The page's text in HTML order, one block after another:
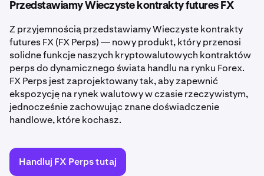
Przedstawiamy Wieczyste kontrakty futures FX
Z przyjemnością przedstawiamy Wieczyste kontrakty
futures FX (FX Perps) — nowy produkt, który przenosi
solidne funkcje naszych kryptowalutowych kontraktów
perps do dynamicznego świata handlu na rynku Forex.
FX Perps jest zaprojektowany tak, aby zapewnić
ekspozycję na rynek walutowy w czasie rzeczywistym,
jednocześnie zachowując znane doświadczenie
handlowe, które kochasz.
Handluj FX Perps tutaj